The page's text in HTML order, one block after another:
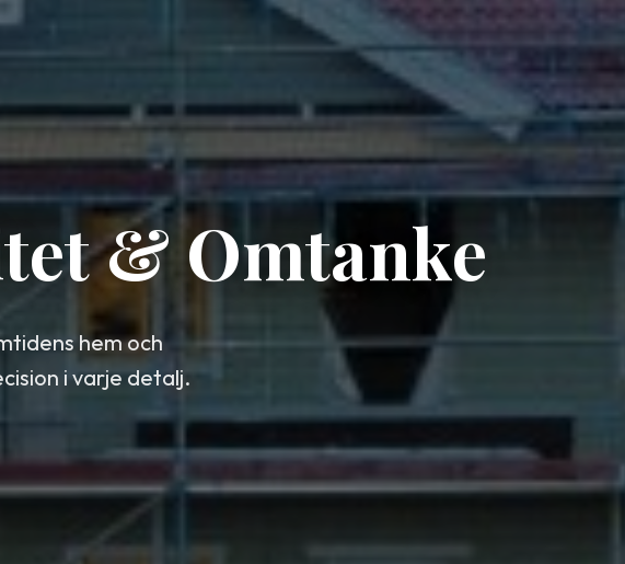
& Omtanke
hem och
i varje detalj.